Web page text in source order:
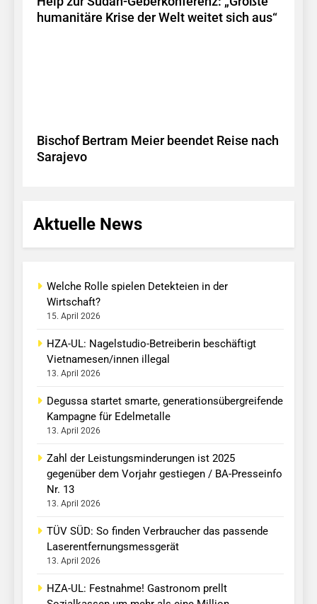
humanitäre Krise der Welt weitet sich aus“
Bischof Bertram Meier beendet Reise nach
Sarajevo
Aktuelle News
Welche Rolle spielen Detekteien in der
Wirtschaft?
15. April 2026
HZA-UL: Nagelstudio-Betreiberin beschäftigt
Vietnamesen/innen illegal
13. April 2026
Degussa startet smarte, generationsübergreifende
Kampagne für Edelmetalle
13. April 2026
Zahl der Leistungsminderungen ist 2025
gegenüber dem Vorjahr gestiegen / BA-Presseinfo
Nr. 13
13. April 2026
TÜV SÜD: So finden Verbraucher das passende
Laserentfernungsmessgerät
13. April 2026
HZA-UL: Festnahme! Gastronom prellt